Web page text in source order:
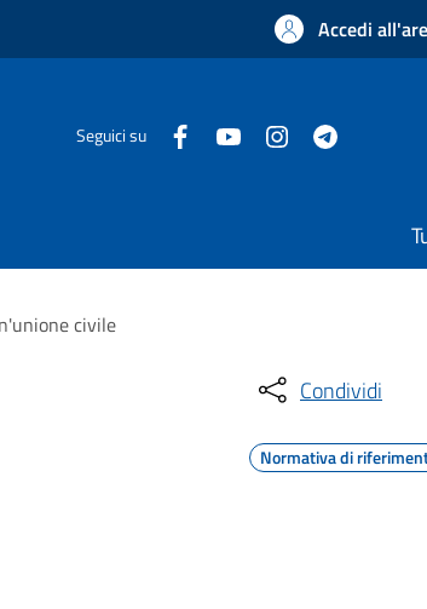
Accedi
Seguici su
civile
Condividi
Normativa di